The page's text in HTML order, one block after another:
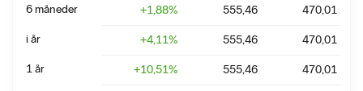
6 måneder +1,88% 555,46 470,01
i år +4,11% 555,46 470,01
1 år +10,51% 555,46 470,01